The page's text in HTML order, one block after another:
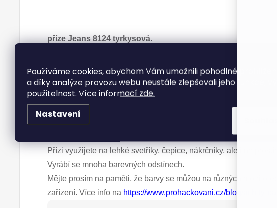
Používáme cookies, abychom Vám umožnili pohodlné prohlížení
a díky analýze provozu webu neustále zlepšovali jeho funkce,
použitelnost. Více informací zde.
Nastavení
příze Jeans 8124 tyrkysová.
Složení
: 55% bavlna, 45% akryl.
Návin: 160 m / 50 g.
Háček / Jehlice: 3,5.
Přízi využijete na lehké svetříky, čepice, nákrčníky, ale i na
Vyrábí se mnoha barevných odstínech.
Mějte prosím na paměti, že barvy se můžou na různých
zařízení. Více info na https://www.prohackovani.cz/blog/ach-ty-